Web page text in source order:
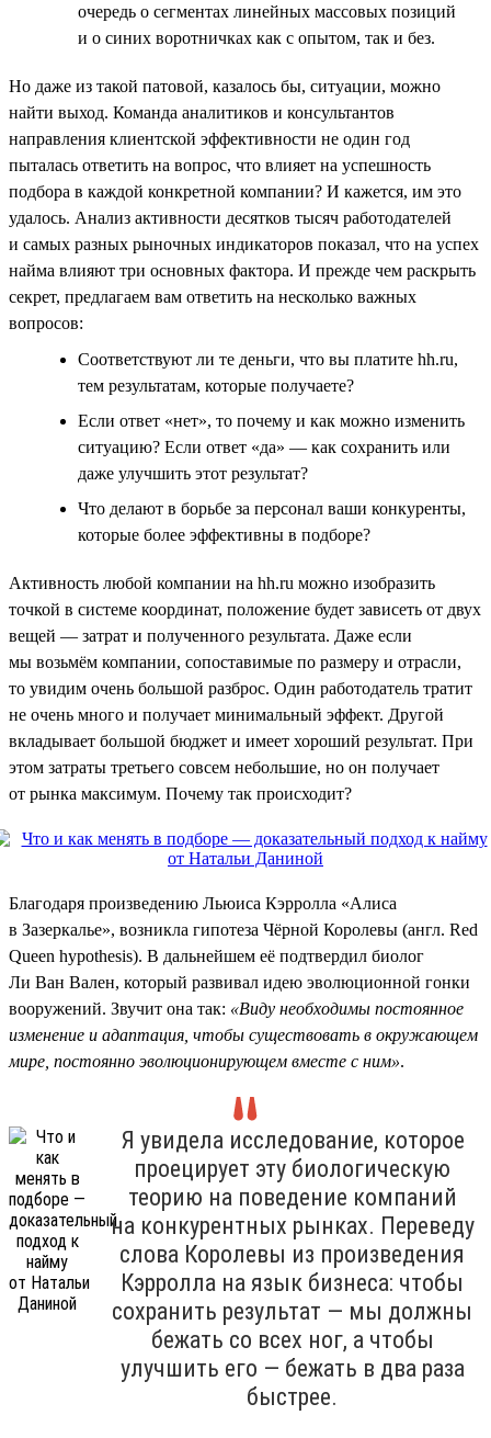
очередь о сегментах линейных массовых позиций
и о синих воротничках как с опытом, так и без.
Но даже из такой патовой, казалось бы, ситуации, можно
найти выход. Команда аналитиков и консультантов
направления клиентской эффективности не один год
пыталась ответить на вопрос, что влияет на успешность
подбора в каждой конкретной компании? И кажется, им это
удалось. Анализ активности десятков тысяч работодателей
и самых разных рыночных индикаторов показал, что на успех
найма влияют три основных фактора. И прежде чем раскрыть
секрет, предлагаем вам ответить на несколько важных
вопросов:
Соответствуют ли те деньги, что вы платите hh.ru,
тем результатам, которые получаете?
Если ответ «нет», то почему и как можно изменить
ситуацию? Если ответ «да» — как сохранить или
даже улучшить этот результат?
Что делают в борьбе за персонал ваши конкуренты,
которые более эффективны в подборе?
Активность любой компании на hh.ru можно изобразить
точкой в системе координат, положение будет зависеть от двух
вещей — затрат и полученного результата. Даже если
мы возьмём компании, сопоставимые по размеру и отрасли,
то увидим очень большой разброс. Один работодатель тратит
не очень много и получает минимальный эффект. Другой
вкладывает большой бюджет и имеет хороший результат. При
этом затраты третьего совсем небольшие, но он получает
от рынка максимум. Почему так происходит?
Благодаря произведению Льюиса Кэрролла «Алиса
в Зазеркалье», возникла гипотеза Чёрной Королевы (англ. Red
Queen hypothesis). В дальнейшем её подтвердил биолог
Ли Ван Вален, который развивал идею эволюционной гонки
вооружений. Звучит она так: «Виду необходимы постоянное
изменение и адаптация, чтобы существовать в окружающем
мире, постоянно эволюционирующем вместе с ним».
Я увидела исследование, которое
проецирует эту биологическую
теорию на поведение компаний
на конкурентных рынках. Переведу
слова Королевы из произведения
Кэрролла на язык бизнеса: чтобы
сохранить результат — мы должны
бежать со всех ног, а чтобы
улучшить его — бежать в два раза
быстрее.